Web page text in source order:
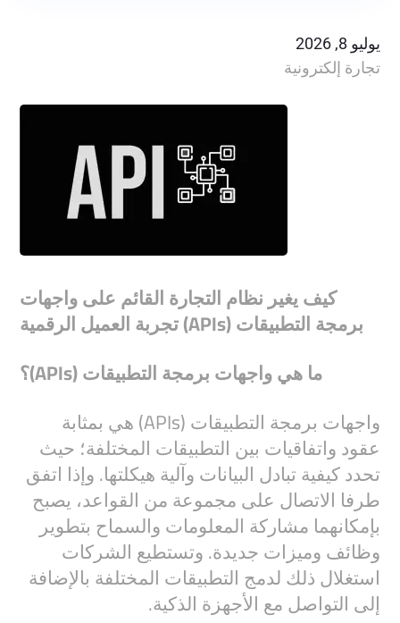
يوليو 8, 2026
تجارة إلكترونية
كيف يغير نظام التجارة القائم على واجهات
برمجة التطبيقات (APIs) تجربة العميل الرقمية
ما هي واجهات برمجة التطبيقات (APIs)؟
واجهات برمجة التطبيقات (APIs) هي بمثابة
عقود واتفاقيات بين التطبيقات المختلفة؛ حيث
تحدد كيفية تبادل البيانات وآلية هيكلتها. وإذا اتفق
طرفا الاتصال على مجموعة من القواعد، يصبح
بإمكانهما مشاركة المعلومات والسماح بتطوير
وظائف وميزات جديدة. وتستطيع الشركات
استغلال ذلك لدمج التطبيقات المختلفة بالإضافة
إلى التواصل مع الأجهزة الذكية.